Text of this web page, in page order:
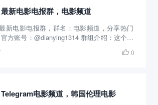
最新电影电报群，电影频道
新电影电报群，群名：电影频道，分享热门
方账号：@dianying1314 群组介绍：这个电
群创建的时间挺长的，算是比较早的电影群
分享热门电影和最新电影，更新的速度很
 0
Telegram电影频道，韩国伦理电影